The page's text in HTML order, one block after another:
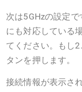
次は5GHzの設定
にも対応している
てください。もし
タンを押します。
接続情報が表示さ